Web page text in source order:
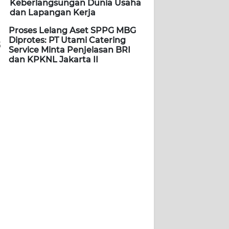
Keberlangsungan Dunia Usaha
dan Lapangan Kerja
Proses Lelang Aset SPPG MBG
Diprotes: PT Utami Catering
Service Minta Penjelasan BRI
dan KPKNL Jakarta II